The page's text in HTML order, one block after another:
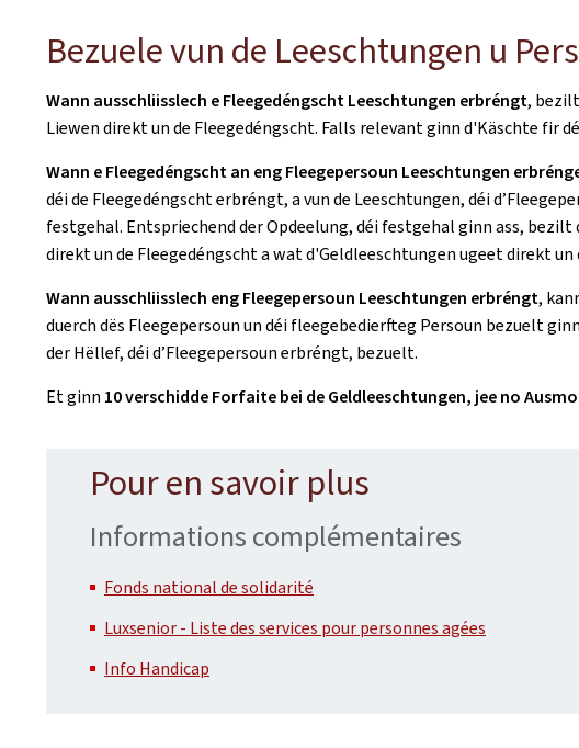
Bezuele vun de Leeschtungen u
Wann ausschliisslech e Fleegedéngscht Leeschtungen erbréngt,
Liewen direkt un de Fleegedéngscht. Falls relevant ginn d'Käschte
Wann e Fleegedéngscht an eng Fleegepersoun Leeschtungen
déi de Fleegedéngscht erbréngt, a vun de Leeschtungen, déi
festgehal. Entspriechend der Opdeelung, déi festgehal ginn ass,
direkt un de Fleegedéngscht a wat d'Geldleeschtungen ugeet direkt
Wann ausschliisslech eng Fleegepersoun Leeschtungen erbréngt,
duerch dës Fleegepersoun un déi fleegebedierfteg Persoun bezuelt
der Hëllef, déi d’Fleegepersoun erbréngt, bezuelt.
Et ginn 10 verschidde Forfaite bei de Geldleeschtungen, jee no
Pour en savoir plus
Informations complémentaires
Fonds national de solidarité
Luxsenior - Liste des services pour personnes agées
Info Handicap